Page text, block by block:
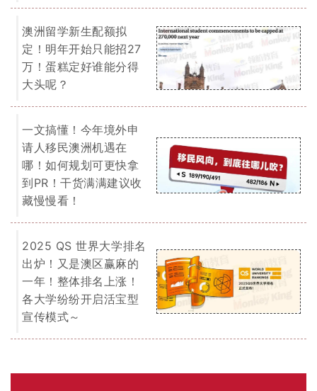
澳洲留学新生配额拟
定！明年开始只能招27
万！蛋糕定好谁能分得
大头呢？
一文搞懂！今年境外申
请人移民澳洲机遇在
哪！如何规划可更快拿
到PR！干货满满建议收
藏慢慢看！
2025 QS 世界大学排名
出炉！又是澳区赢麻的
一年！整体排名上涨！
各大学纷纷开启活宝型
宣传模式～